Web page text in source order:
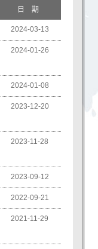
日期
2024-03-13
2024-01-26
2024-01-08
2023-12-20
2023-11-28
2023-09-12
2022-09-21
2021-11-29